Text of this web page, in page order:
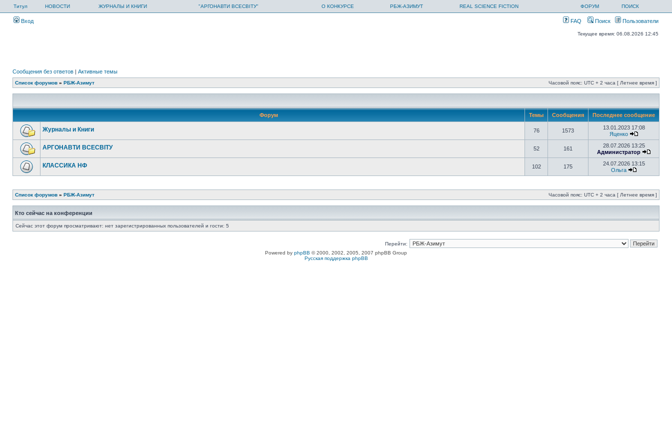
Титул НОВОСТИ ЖУРНАЛЫ И КНИГИ "АРГОНАВТИ ВСЕСВІТУ" О КОНКУРСЕ РБЖ-АЗИМУТ REAL SCIENCE FICTION ФОРУМ ПОИСК
Вход FAQ Поиск Пользователи
Текущее время: 06.08.2026 12:45
Сообщения без ответов | Активные темы
Список форумов » РБЖ-Азимут Часовой пояс: UTC + 2 часа [ Летнее время ]
Форум Темы Сообщения Последнее сообщение
Журналы и Книги 76 1573
13.01.2023 17:08
Яценко
АРГОНАВТИ ВСЕСВIТУ 52 161
28.07.2026 13:25
Администратор
КЛАССИКА НФ 102 175
24.07.2026 13:15
Ольга
Список форумов » РБЖ-Азимут Часовой пояс: UTC + 2 часа [ Летнее время ]
Кто сейчас на конференции
Сейчас этот форум просматривают: нет зарегистрированных пользователей и гости: 5
Перейти:
Powered by phpBB © 2000, 2002, 2005, 2007 phpBB Group
Русская поддержка phpBB